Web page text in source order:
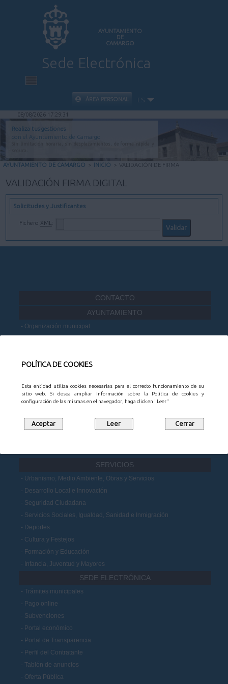
POLÍTICA DE COOKIES
Esta entidad utiliza cookies necesarias para el correcto funcionamiento de su
sitio web. Si desea ampliar información sobre la Política de cookies y
configuración de las mismas en el navegador, haga click en "Leer"
AYUNTAMIENTO
DE
CAMARGO
Sede Electrónica
INICIO
INFORMACIÓN PÚBLICA
CARPETA CIUDADANA
ÁREA PERSONAL ES
08/08/2026 17:29:31
Realiza tus gestiones
con el Ayuntamiento de Camargo
AYUNTAMIENTO DE CAMARGO > INICIO > VALIDACIÓN DE FIRMA
VALIDACIÓN FIRMA DIGITAL
Solicitudes y Justificantes
Fichero XML
CONTACTO
AYUNTAMIENTO
Organización municipal
Datos Abiertos
MUNICIPIO
Noticias
Mapa Empresarial
SERVICIOS
Urbanismo, Medio Ambiente, Obras y Servicios
Desarrollo Local e Innovación
Seguridad Ciudadana
Servicios Sociales, Igualdad, Sanidad e Inmigración
Deportes
Cultura y Festejos
Formación y Educación
Infancia, Juventud y Mayores
SEDE ELECTRÓNICA
Trámites municipales
Pago online
Subvenciones
Portal económico
Portal de Transparencia
Perfil del Contratante
Tablón de anuncios
Oferta Pública